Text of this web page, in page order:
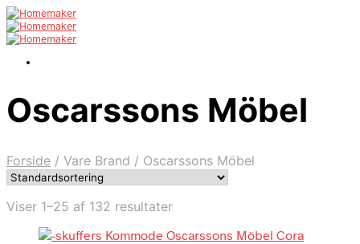
Oscarssons Möbel
Forside / Vare Brand / Oscarssons Möbel
Viser 1–25 af 132 resultater